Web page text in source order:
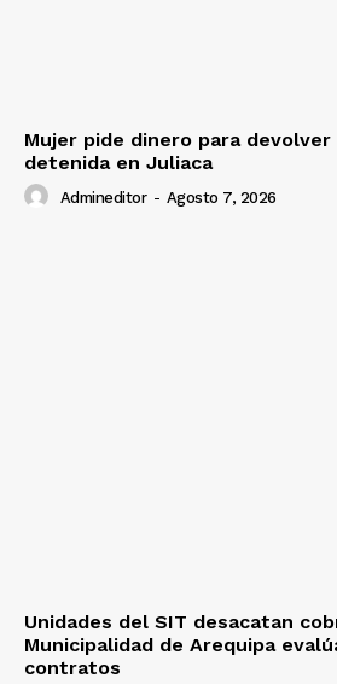
Mujer pide dinero para
detenida en Juliaca
Admineditor - Agosto 7, 2026
Unidades del SIT desacatan
Municipalidad de Arequipa
contratos